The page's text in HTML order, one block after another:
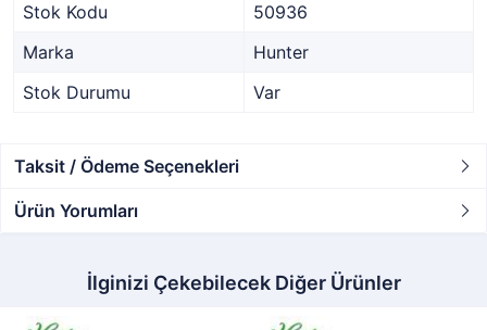
Stok Kodu
50936
Marka
Hunter
Stok Durumu
Var
Taksit / Ödeme Seçenekleri
Ürün Yorumları
İlginizi Çekebilecek Diğer Ürünler